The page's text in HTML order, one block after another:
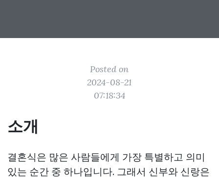
Posted on
2024-08-21
07:18:34
소개
결혼식은 많은 사람들에게 가장 특별하고 의미
있는 순간 중 하나입니다. 그래서 신부와 신랑은